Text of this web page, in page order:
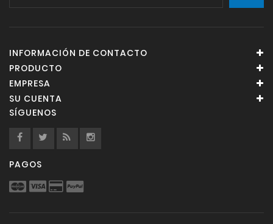
INFORMACIÓN DE CONTACTO
PRODUCTO
EMPRESA
SU CUENTA
SÍGUENOS
PAGOS